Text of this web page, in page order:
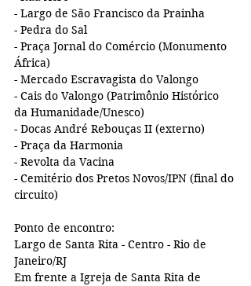
- Largo de São Francisco da Prainha
- Pedra do Sal
- Praça Jornal do Comércio (Monumento
África)
- Mercado Escravagista do Valongo
- Cais do Valongo (Patrimônio Histórico
da Humanidade/Unesco)
- Docas André Rebouças II (externo)
- Praça da Harmonia
- Revolta da Vacina
- Cemitério dos Pretos Novos/IPN (final do
circuito)
Ponto de encontro:
Largo de Santa Rita - Centro - Rio de
Janeiro/RJ
Em frente a Igreja de Santa Rita de